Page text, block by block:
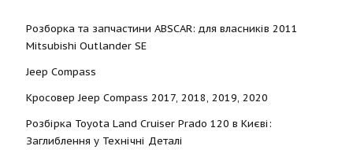
Розборка та запчастини ABSCAR: для власників 2011
Mitsubishi Outlander SE
Jeep Compass
Кросовер Jeep Compass 2017, 2018, 2019, 2020
Розбірка Toyota Land Cruiser Prado 120 в Києві:
Заглиблення у Технічні Деталі